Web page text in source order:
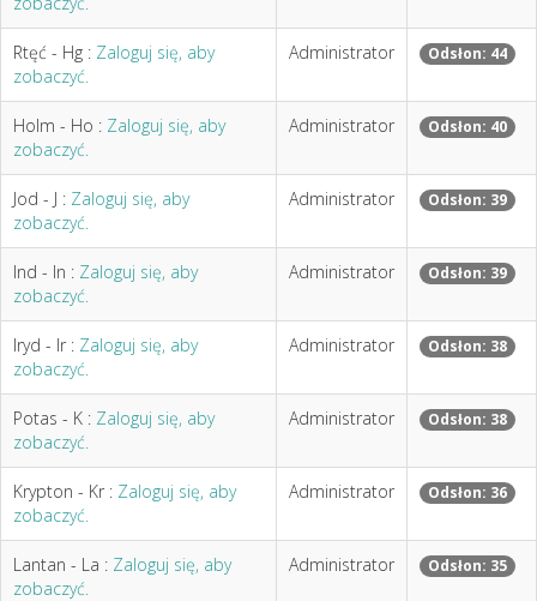
Rtęć - Hg : Zaloguj się, aby
zobaczyć.
Administrator Odsłon: 44
Holm - Ho : Zaloguj się, aby
zobaczyć.
Administrator Odsłon: 40
Jod - J : Zaloguj się, aby
zobaczyć.
Administrator Odsłon: 39
Ind - In : Zaloguj się, aby
zobaczyć.
Administrator Odsłon: 39
Iryd - Ir : Zaloguj się, aby
zobaczyć.
Administrator Odsłon: 38
Potas - K : Zaloguj się, aby
zobaczyć.
Administrator Odsłon: 38
Krypton - Kr : Zaloguj się, aby
zobaczyć.
Administrator Odsłon: 36
Lantan - La : Zaloguj się, aby
zobaczyć.
Administrator Odsłon: 35